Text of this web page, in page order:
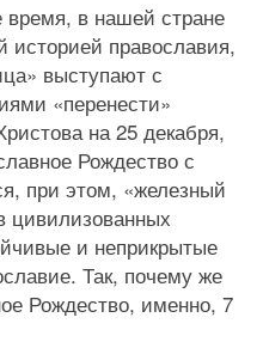
время, в нашей стране
историей православия,
выступают с
«перенести»
на 25 декабря,
Рождество с
при этом, «железный
цивилизованных
и неприкрытые
Так, почему же
Рождество, именно, 7